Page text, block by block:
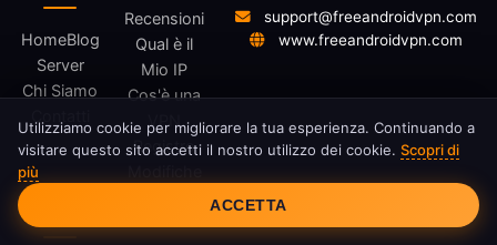
HomeBlog
Server
Chi Siamo
Recensioni
Qual è il
Mio IP
Cos'è una
VPN
Registro
support@freeandroidvpn.com
www.freeandroidvpn.com
Consenso Cookie
Utilizziamo cookie per migliorare la tua esperienza. Continuando a
visitare questo sito accetti il nostro utilizzo dei cookie. Scopri di
più
ACCETTA